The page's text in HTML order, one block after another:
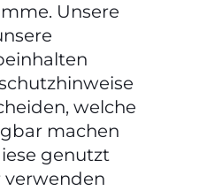
Unsere
welche
machen
genutzt
verwenden